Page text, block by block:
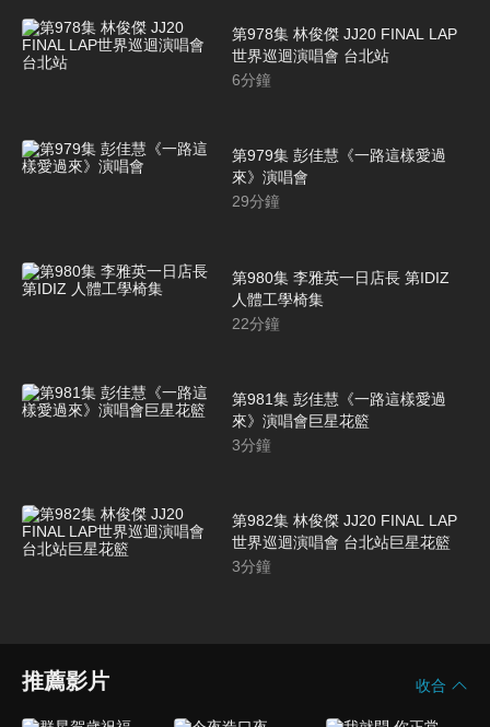
第978集 林俊傑 JJ20 FINAL LAP
世界巡迴演唱會 台北站
6分鐘
第979集 彭佳慧《一路這樣愛過
來》演唱會
29分鐘
第980集 李雅英一日店長 第IDIZ
人體工學椅集
22分鐘
第981集 彭佳慧《一路這樣愛過
來》演唱會巨星花籃
3分鐘
第982集 林俊傑 JJ20 FINAL LAP
世界巡迴演唱會 台北站巨星花籃
3分鐘
推薦影片 收合